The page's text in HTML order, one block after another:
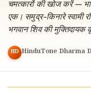
चमत्कारों की खोज करें —
एक। समुद्र-किनारे स्वामी
भगवान शिव की मुक्तिदायक
HD HinduTone Dharma